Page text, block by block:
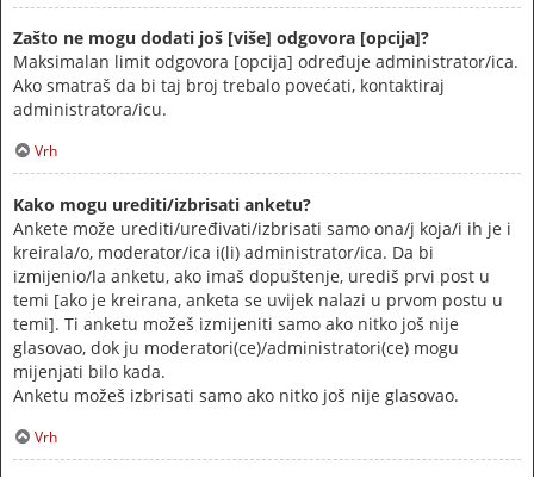
Zašto ne mogu dodati još [više] odgovora [opcija]?
Maksimalan limit odgovora [opcija] određuje administrator/ica.
Ako smatraš da bi taj broj trebalo povećati, kontaktiraj
administratora/icu.
Vrh
Kako mogu urediti/izbrisati anketu?
Ankete može urediti/uređivati/izbrisati samo ona/j koja/i ih je i
kreirala/o, moderator/ica i(li) administrator/ica. Da bi
izmijenio/la anketu, ako imaš dopuštenje, urediš prvi post u
temi [ako je kreirana, anketa se uvijek nalazi u prvom postu u
temi]. Ti anketu možeš izmijeniti samo ako nitko još nije
glasovao, dok ju moderatori(ce)/administratori(ce) mogu
mijenjati bilo kada.
Anketu možeš izbrisati samo ako nitko još nije glasovao.
Vrh